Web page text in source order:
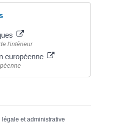
l'intérieur
européenne
et administrative